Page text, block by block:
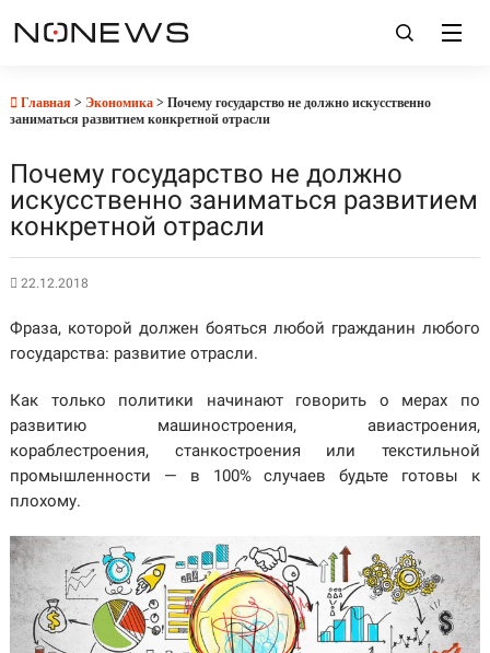
Главная > Экономика> Почему государство не должно искусственно
заниматься развитием конкретной отрасли
Почему государство не должно
искусственно заниматься развитием
конкретной отрасли
22.12.2018
Фраза, которой должен бояться любой гражданин любого
государства: развитие отрасли.
Как только политики начинают говорить о мерах по
развитию машиностроения, авиастроения,
кораблестроения, станкостроения или текстильной
промышленности — в 100% случаев будьте готовы к
плохому.